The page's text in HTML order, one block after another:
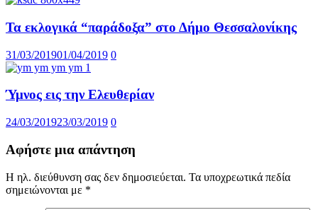
Τα εκλογικά “παράδοξα” στο Δήμο Θεσσαλονίκης
31/03/201901/04/2019 0
Ύμνος εις την Ελευθερίαν
24/03/201923/03/2019 0
Αφήστε μια απάντηση
Η ηλ. διεύθυνση σας δεν δημοσιεύεται. Τα υποχρεωτικά πεδία
σημειώνονται με *